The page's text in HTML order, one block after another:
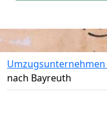
nach Bayreuth